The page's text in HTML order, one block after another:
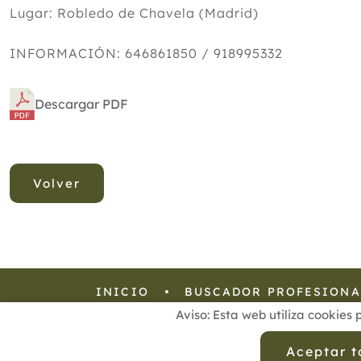
Lugar: Robledo de Chavela (Madrid)
INFORMACIÓN: 646861850 / 918995332
Descargar PDF
Volver
Aviso: Esta web utiliza cookies
Aceptar
INICIO BUSCADOR
Aviso Legal Política